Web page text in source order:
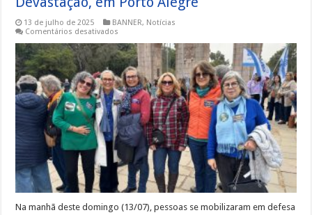
13 de julho de 2025 BANNER, Notícias
Comentários desativados
da
Astec
participam
do
Ato
Nacional
Unificado
contra
o
PL
da
Devastação,
em
Porto
Alegre
Na manhã deste domingo (13/07), pessoas se mobilizaram em defesa